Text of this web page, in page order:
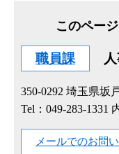
このペー
職員課
350-0292 埼玉県坂
Tel：049-283-1331
メールでのお問